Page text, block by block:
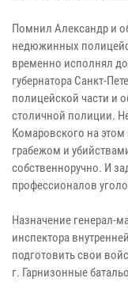
Помнил Александр и
недюжинных
временно исполнял
губернатора Санкт-
полицейской части и
столичной полиции.
Комаровского на
грабежом и
собственноручно. И
профессионалов
Назначение генерал-
инспектора
подготовить свои
г. Гарнизонные